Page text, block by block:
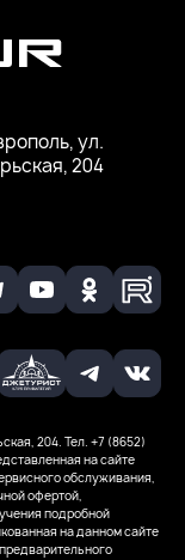
ул.
204
204. Тел. +7 (8652)
на сайте
обслуживания,
офертой,
подробной
на данном сайте